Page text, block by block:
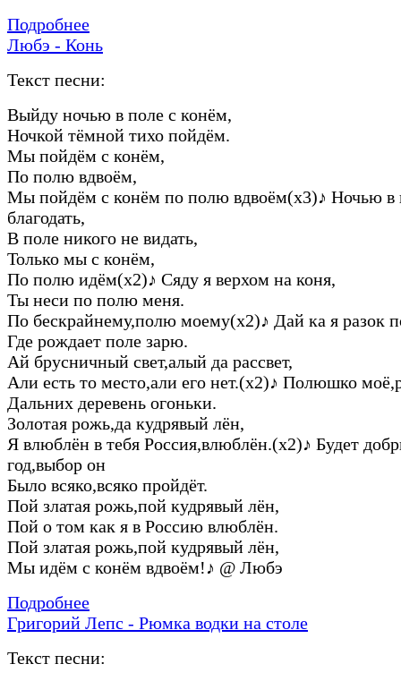
Подробнее
Любэ - Конь
Текст песни:
Выйду ночью в поле с конём,
Ночкой тёмной тихо пойдём.
Мы пойдём с конём,
По полю вдвоём,
Мы пойдём с конём по полю вдвоём(х3)♪ Ночью в
благодать,
В поле никого не видать,
Только мы с конём,
По полю идём(х2)♪ Сяду я верхом на коня,
Ты неси по полю меня.
По бескрайнему,полю моему(х2)♪ Дай ка я разок
Где рождает поле зарю.
Ай брусничный свет,алый да рассвет,
Али есть то место,али его нет.(х2)♪ Полюшко
Дальних деревень огоньки.
Золотая рожь,да кудрявый лён,
Я влюблён в тебя Россия,влюблён.(х2)♪ Будет
год,выбор он
Было всяко,всяко пройдёт.
Пой златая рожь,пой кудрявый лён,
Пой о том как я в Россию влюблён.
Пой златая рожь,пой кудрявый лён,
Мы идём с конём вдвоём!♪ @ Любэ
Подробнее
Григорий Лепс - Рюмка водки на столе
Текст песни: